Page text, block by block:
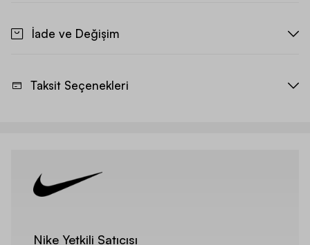
İade ve Değişim
Taksit Seçenekleri
Nike Yetkili Satıcısı